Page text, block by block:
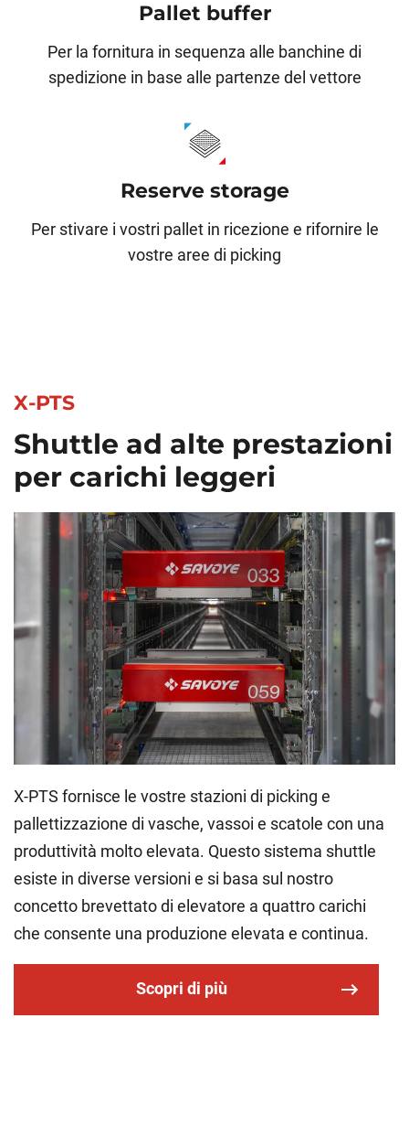
Pallet buffer
Per la fornitura in sequenza alle banchine di
spedizione in base alle partenze del vettore
Reserve storage
Per stivare i vostri pallet in ricezione e rifornire le
vostre aree di picking
X-PTS
Shuttle ad alte prestazioni
per carichi leggeri
X-PTS fornisce le vostre stazioni di picking e
pallettizzazione di vasche, vassoi e scatole con una
produttività molto elevata. Questo sistema shuttle
esiste in diverse versioni e si basa sul nostro
concetto brevettato di elevatore a quattro carichi
che consente una produzione elevata e continua.
Scopri di più